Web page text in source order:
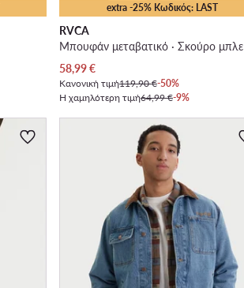
extra -25% Κωδικός: LAST
RVCA
Μπουφάν μεταβατικό · Σκούρο μπλε
Τρέχουσα τιμή
58,99€
Κανονική τιμή119,90 €-50%
Η χαμηλότερη τιμή64,99 €-9%